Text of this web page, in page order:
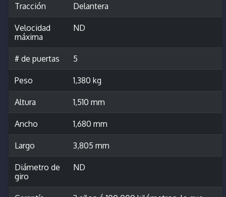
Tracción Delantera
Velocidad
máxima
ND
# de puertas 5
Peso 1,380 kg
Altura 1,510 mm
Ancho 1,680 mm
Largo 3,805 mm
Diámetro de
giro
ND